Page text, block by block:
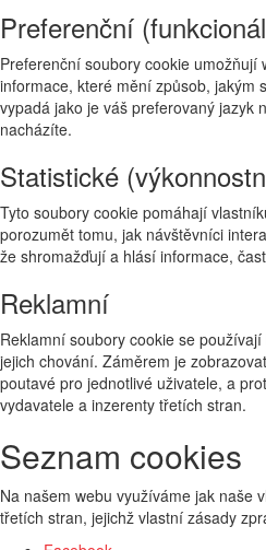
Preferenční
Preferenční soubory cookie umožňují
informace, které mění způsob, jakým
vypadá jako je váš preferovaný jazyk
nacházíte.
Statistické
Tyto soubory cookie pomáhají
porozumět tomu, jak návštěvníci
že shromažďují a hlásí informace,
Reklamní
Reklamní soubory cookie se
jejich chování. Záměrem je
poutavé pro jednotlivé uživatele, a
vydavatele a inzerenty třetích stran.
Seznam cookies
Na našem webu využíváme jak naše
třetích stran, jejichž vlastní zásady